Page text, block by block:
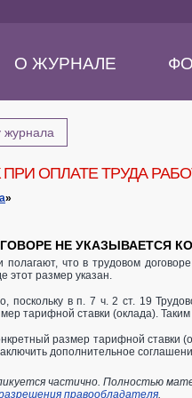
О ЖУРНАЛЕ
ОПЛАТЕ ТРУДА
»
НЕ УКАЗЫВАЕТСЯ
что в трудовом
этот размер указан.
поскольку в п. 7 ч. 2 ст. 19
тарифной ставки (оклада).
размер тарифной ставки
дополнительное
частично. Полностью
правообладателя.